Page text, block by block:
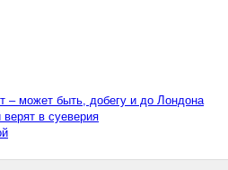
– может быть, добегу и до Лондона
в суеверия